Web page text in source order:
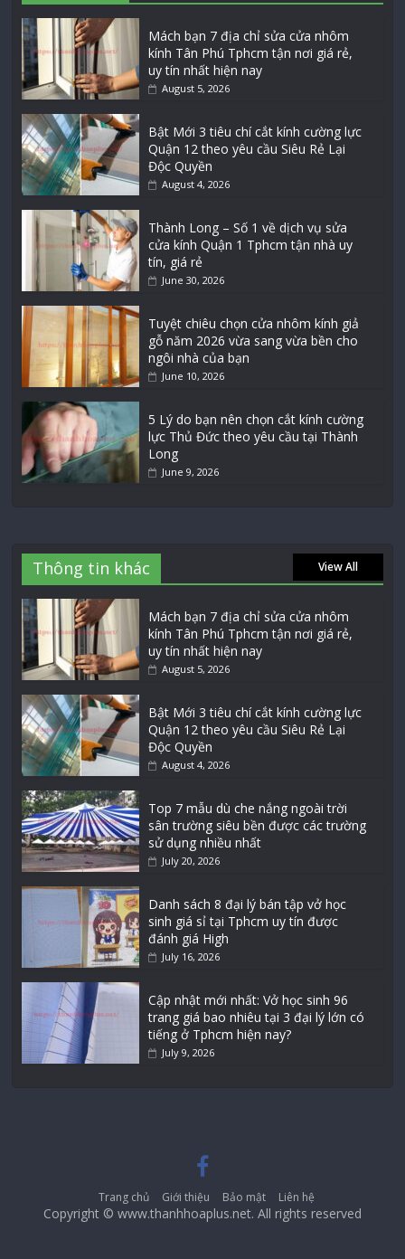
Mách bạn 7 địa chỉ sửa cửa nhôm
kính Tân Phú Tphcm tận nơi giá rẻ,
uy tín nhất hiện nay
August 5, 2026
Bật Mới 3 tiêu chí cắt kính cường lực
Quận 12 theo yêu cầu Siêu Rẻ Lại
Độc Quyền
August 4, 2026
Thành Long – Số 1 về dịch vụ sửa
cửa kính Quận 1 Tphcm tận nhà uy
tín, giá rẻ
June 30, 2026
Tuyệt chiêu chọn cửa nhôm kính giả
gỗ năm 2026 vừa sang vừa bền cho
ngôi nhà của bạn
June 10, 2026
5 Lý do bạn nên chọn cắt kính cường
lực Thủ Đức theo yêu cầu tại Thành
Long
June 9, 2026
Thông tin khác View All
Mách bạn 7 địa chỉ sửa cửa nhôm
kính Tân Phú Tphcm tận nơi giá rẻ,
uy tín nhất hiện nay
August 5, 2026
Bật Mới 3 tiêu chí cắt kính cường lực
Quận 12 theo yêu cầu Siêu Rẻ Lại
Độc Quyền
August 4, 2026
Top 7 mẫu dù che nắng ngoài trời
sân trường siêu bền được các trường
sử dụng nhiều nhất
July 20, 2026
Danh sách 8 đại lý bán tập vở học
sinh giá sỉ tại Tphcm uy tín được
đánh giá High
July 16, 2026
Cập nhật mới nhất: Vở học sinh 96
trang giá bao nhiêu tại 3 đại lý lớn có
tiếng ở Tphcm hiện nay?
July 9, 2026
Trang chủ Giới thiệu Bảo mật Liên hệ
Copyright © www.thanhhoaplus.net. All rights reserved